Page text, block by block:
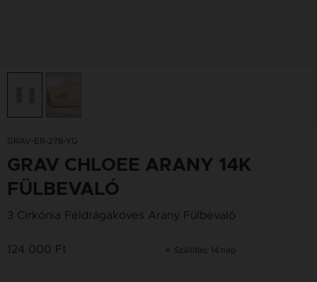
GRAV-ER-278-YG
GRAV CHLOEE ARANY 14K
FÜLBEVALÓ
3 Cirkónia Féldrágaköves Arany Fülbevaló
124 000 Ft Szállítás: 14 nap